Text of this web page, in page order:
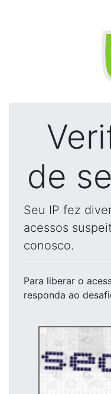
de
Seu IP fez
acessos
conosco.
Para liberar o
responda ao